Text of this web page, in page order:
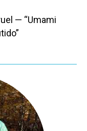
— “Umami